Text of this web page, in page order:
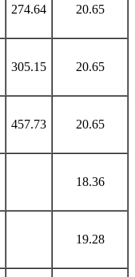
274.64 20.65
305.15 20.65
457.73 20.65
18.36
19.28